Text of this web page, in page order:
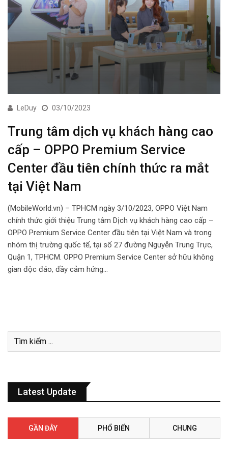
LeDuy 03/10/2023
Trung tâm dịch vụ khách hàng cao
cấp – OPPO Premium Service
Center đầu tiên chính thức ra mắt
tại Việt Nam
(MobileWorld.vn) – TPHCM ngày 3/10/2023, OPPO Việt Nam
chính thức giới thiệu Trung tâm Dịch vụ khách hàng cao cấp –
OPPO Premium Service Center đầu tiên tại Việt Nam và trong
nhóm thị trường quốc tế, tại số 27 đường Nguyễn Trung Trực,
Quận 1, TPHCM. OPPO Premium Service Center sở hữu không
gian độc đáo, đầy cảm hứng…
Latest Update
GẦN ĐÂY PHỔ BIẾN CHUNG